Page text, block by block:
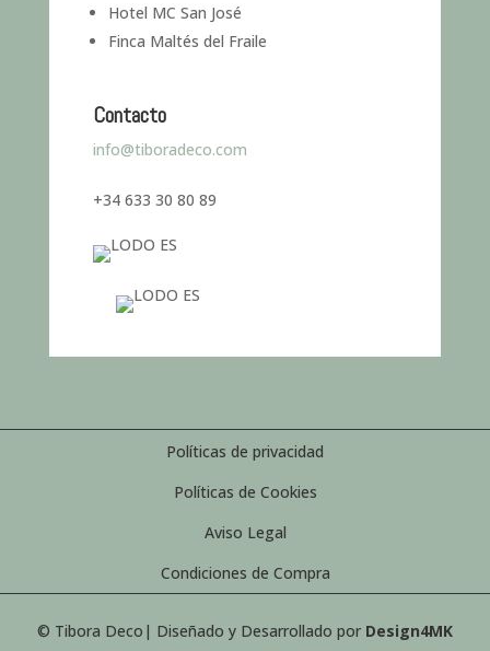
Hotel MC San José
Finca Maltés del Fraile
Contacto
info@tiboradeco.com
+34 633 30 80 89
Políticas de privacidad
Políticas de Cookies
Aviso Legal
Condiciones de Compra
© Tibora Deco| Diseñado y Desarrollado por Design4MK